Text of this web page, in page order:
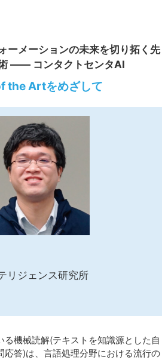
イベントカレンダー
サイトマップ
ーメーションの未来を切り拓く先
―― コンタクトセンタAI
the Artをめざして
リジェンス研究所
る機械読解(テキストを知識源とした自
応答)は、言語処理分野における流行の